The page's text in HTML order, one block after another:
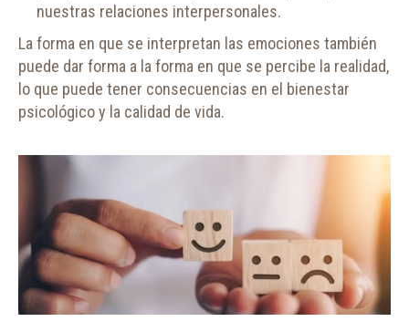
nuestras relaciones interpersonales.
La forma en que se interpretan las emociones también
puede dar forma a la forma en que se percibe la realidad,
lo que puede tener consecuencias en el bienestar
psicológico y la calidad de vida.